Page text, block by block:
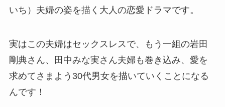
いち）夫婦の姿を描く大人の恋愛ドラマです。
実はこの夫婦はセックスレスで、もう一組の岩田
剛典さん、田中みな実さん夫婦も巻き込み、愛を
求めてさまよう30代男女を描いていくことになる
んです！